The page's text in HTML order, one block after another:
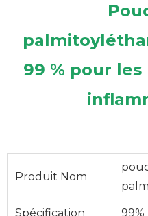
99 % pour
Produit Nom
Spécification 99%